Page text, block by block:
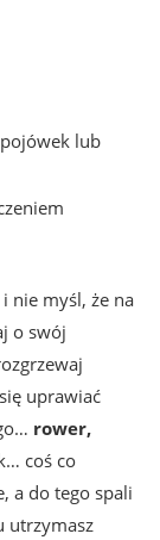
lub
nie myśl, że na
o swój
uprawiać
rower,
coś co
a do tego spali
utrzymasz